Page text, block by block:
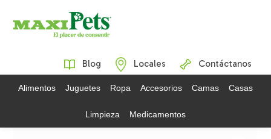
Blog Locales Contáctanos
Alimentos Juguetes Ropa Accesorios Camas Casas
Limpieza Medicamentos